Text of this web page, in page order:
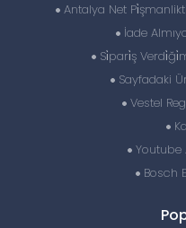
Antalya Net
İade
Si̇pari̇ş
Sayfadaki
Vestel
Youtube
Bosch